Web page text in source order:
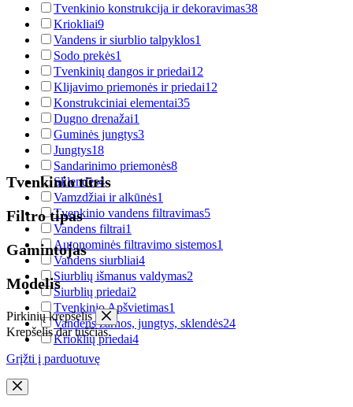
Tvenkinio konstrukcija ir dekoravimas38
Kriokliai9
Vandens ir siurblio talpyklos1
Sodo prekės1
Tvenkinių dangos ir priedai12
Klijavimo priemonės ir priedai12
Konstrukciniai elementai35
Dugno drenažai1
Guminės jungtys3
Jungtys18
Sandarinimo priemonės8
Sklendės4
Vamzdžiai ir alkūnės1
Tvenkinio vandens filtravimas5
Vandens filtrai1
Autonominės filtravimo sistemos1
Vandens siurbliai4
Siurblių išmanus valdymas2
Siurblių priedai2
Tvenkinio Apšvietimas1
Vandens žarnos, jungtys, sklendės24
Krioklių priedai4
Tvenkinio tūris
Filtro tipas
Gamintojas
Modelis
Pirkinių krepšelis
Krepšelis dar tuščias.
Grįžti į parduotuvę